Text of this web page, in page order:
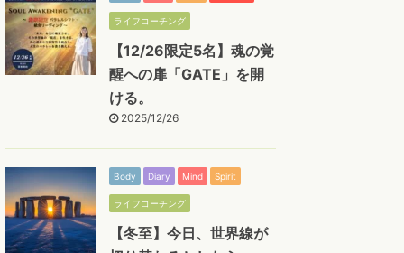
ライフコーチング
【12/26限定5名】魂の覚
醒への扉「GATE」を開
ける。
2025/12/26
Body Diary Mind Spirit
ライフコーチング
【冬至】今日、世界線が